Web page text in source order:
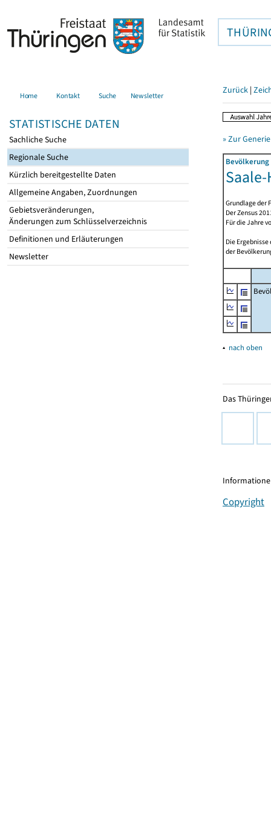
Home Kontakt Suche Newsletter
STATISTISCHE DATEN
Sachliche Suche
Regionale Suche
Kürzlich bereitgestellte Daten
Allgemeine Angaben, Zuordnungen
Gebietsveränderungen,
Änderungen zum Schlüsselverzeichnis
Definitionen und Erläuterungen
Newsletter
Zurück |
» Zur
Grundlage der
Der Zensus
Für die Jahre
Die
der
▴ nach oben
Das
Copyright